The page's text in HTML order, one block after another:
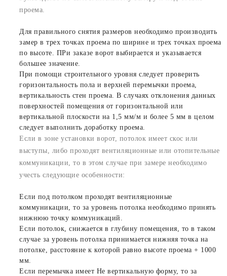
проема.
Для правильного снятия размеров необходимо производить
замер в трех точках проема по ширине и трех точках проема
по высоте. ПРи заказе ворот выбирается и указывается
большее значение.
При помощи строительного уровня следует проверить
горизонтальность пола и верхней перемычки проема,
вертикальность стен проема. В случаях отклонения данных
поверхностей помещения от горизонтальной или
вертикальной плоскости на 1,5 мм/м и более 5 мм в целом
следует выполнить доработку проема.
Если в зоне установки ворот, потолок имеет скос или
выступы, либо проходят вентиляционные или отопительные
коммуникации, то в этом случае при замере необходимо
учесть следующие особенности:
Если под потолком проходят вентиляционные
коммуникации, то за уровень потолка необходимо принять
нижнюю точку коммуникаций.
Если потолок, снижается в глубину помещения, то в таком
случае за уровень потолка принимается нижняя точка на
потолке, расстояние к которой равно высоте проема + 1000
мм.
Если перемычка имеет Не вертикальную форму, то за